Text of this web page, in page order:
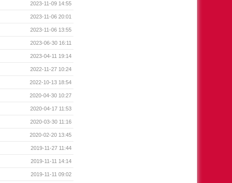
2023-11-09 14:55
2023-11-06 20:01
2023-11-06 13:55
2023-06-30 16:11
2023-04-11 19:14
2022-11-27 10:24
2022-10-13 18:54
2020-04-30 10:27
2020-04-17 11:53
2020-03-30 11:16
2020-02-20 13:45
2019-11-27 11:44
2019-11-11 14:14
2019-11-11 09:02